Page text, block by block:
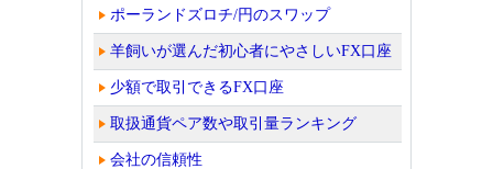
ポーランドズロチ/円のスワップ
羊飼いが選んだ初心者にやさしいFX口座
少額で取引できるFX口座
取扱通貨ペア数や取引量ランキング
会社の信頼性